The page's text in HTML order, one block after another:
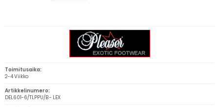
Toimitusaika:
2-4 Viikko
Artikkelinumero:
DEL601-6/TLPPU/B - LEX